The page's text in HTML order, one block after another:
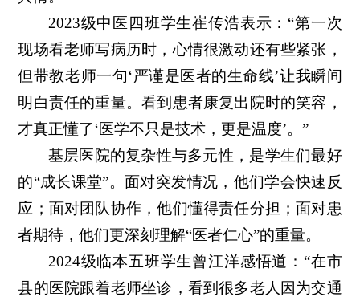
2023级中医四班学生崔传浩表示：“第一次
现场看老师写病历时，心情很激动还有些紧张，
但带教老师一句‘严谨是医者的生命线’让我瞬间
明白责任的重量。看到患者康复出院时的笑容，
才真正懂了‘医学不只是技术，更是温度’。”
基层医院的复杂性与多元性，是学生们最好
的“成长课堂”。面对突发情况，他们学会快速反
应；面对团队协作，他们懂得责任分担；面对患
者期待，他们更深刻理解“医者仁心”的重量。
2024级临本五班学生曾江洋感悟道：“在市
县的医院跟着老师坐诊，看到很多老人因为交通